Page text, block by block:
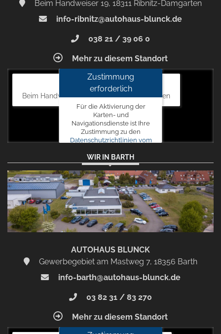
Beim Handweiser 19, 18311 Ribnitz-Damgarten
info-ribnitz@autohaus-blunck.de
038 21 / 39 06 0
Mehr zu diesem Standort
Autohaus Blunck
Beim Handweiser 19, 18311 Ribnitz-Damgarten
Zustimmung
erforderlich
Für die Aktivierung der
Karten- und
Navigationsdienste ist Ihre
Zustimmung zu den
Datenschutzrichtlinien vom
erforderlich.
Zustimmen
und
aktivieren
WIR IN BARTH
AUTOHAUS BLUNCK
Gewerbegebiet am Mastweg 7, 18356 Barth
info-barth@autohaus-blunck.de
03 82 31 / 83 270
Mehr zu diesem Standort